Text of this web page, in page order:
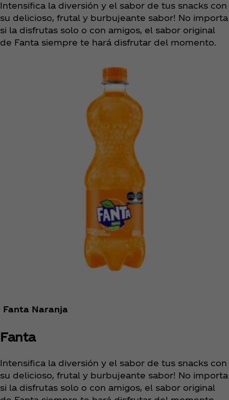
Intensifica la diversión y el sabor de tus snacks con
su delicioso, frutal y burbujeante sabor! No importa
si la disfrutas solo o con amigos, el sabor original
de Fanta siempre te hará disfrutar del momento.
Fanta Naranja
Fanta
Intensifica la diversión y el sabor de tus snacks con
su delicioso, frutal y burbujeante sabor! No importa
si la disfrutas solo o con amigos, el sabor original